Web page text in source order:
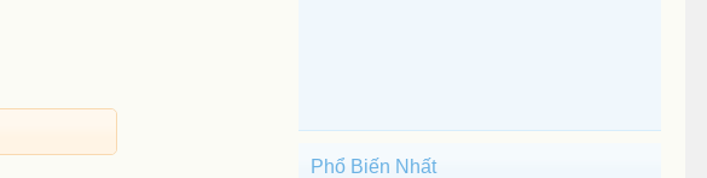
Phổ Biến Nhất